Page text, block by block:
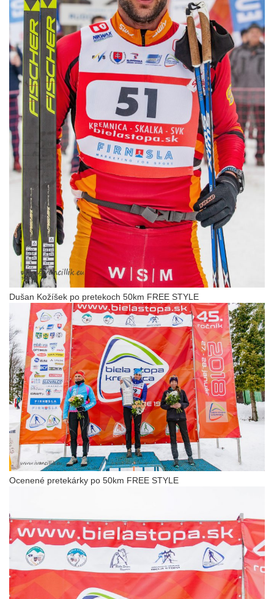
Dušan Kožíšek po pretekoch 50km FREE STYLE
Ocenené pretekárky po 50km FREE STYLE
PARTNERI
KONTAKT